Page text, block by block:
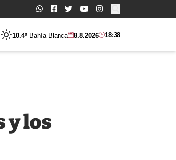
Buscar:
10.4º Bahía Blanca 8.8.2026 18:38
y los